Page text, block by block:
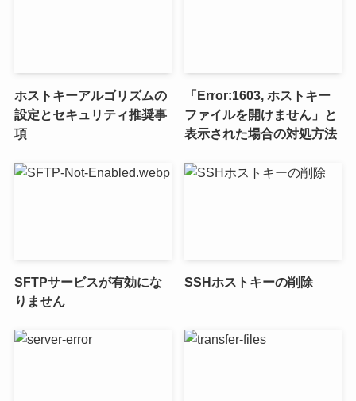
ホストキーアルゴリズムの
設定とセキュリティ推奨事
項
「Error:1603, ホストキー
ファイルを開けません」と
表示された場合の対処方法
SFTPサービスが有効にな
りません
SSHホストキーの削除